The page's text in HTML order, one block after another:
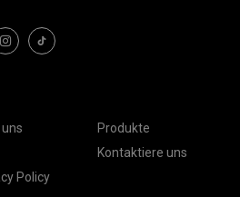
Produkte
Kontaktiere uns
Policy